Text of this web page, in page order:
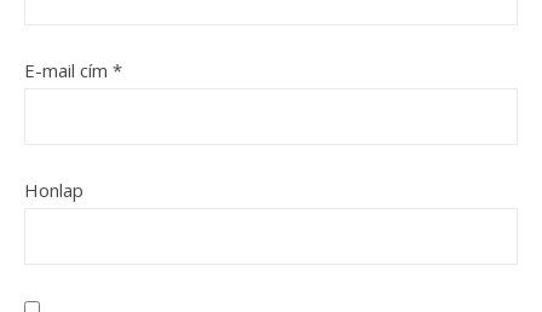
E-mail cím *
Honlap